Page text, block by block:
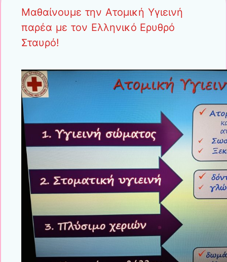
Μαθαίνουμε την Ατομική Υγιεινή
παρέα με τον Ελληνικό Ερυθρό
Σταυρό!